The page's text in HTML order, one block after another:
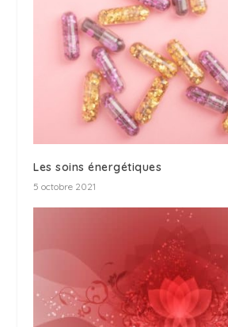
Les soins énergétiques
5 octobre 2021